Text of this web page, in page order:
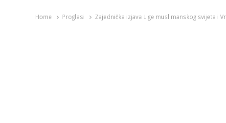
Home Proglasi Zajednička izjava Lige muslimanskog svijeta i